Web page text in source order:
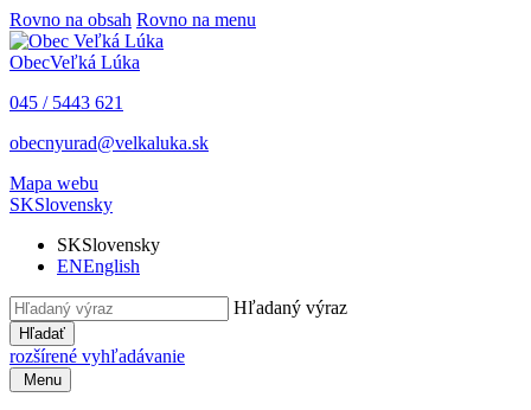
Rovno na obsah Rovno na menu
ObecVeľká Lúka
045 / 5443 621
obecnyurad@velkaluka.sk
Mapa webu
SKSlovensky
SKSlovensky
ENEnglish
Hľadaný výraz
Hľadať
rozšírené vyhľadávanie
Menu